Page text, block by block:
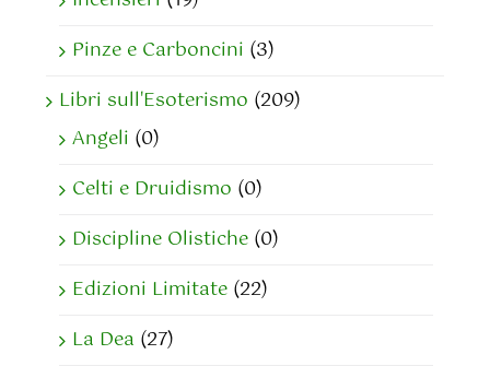
Pinze e Carboncini (3)
Libri sull'Esoterismo (209)
Angeli (0)
Celti e Druidismo (0)
Discipline Olistiche (0)
Edizioni Limitate (22)
La Dea (27)